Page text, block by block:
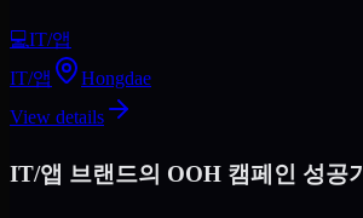
💻IT/앱
IT/앱
Hongdae
View details
IT/앱 브랜드의 OOH 캠페인 성공기